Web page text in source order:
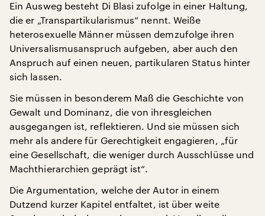
Ein Ausweg besteht Di Blasi zufolge in einer Haltung,
die er „Transpartikularismus“ nennt. Weiße
heterosexuelle Männer müssen demzufolge ihren
Universalismusanspruch aufgeben, aber auch den
Anspruch auf einen neuen, partikularen Status hinter
sich lassen.
Sie müssen in besonderem Maß die Geschichte von
Gewalt und Dominanz, die von ihresgleichen
ausgegangen ist, reflektieren. Und sie müssen sich
mehr als andere für Gerechtigkeit engagieren, „für
eine Gesellschaft, die weniger durch Ausschlüsse und
Machthierarchien geprägt ist“.
Die Argumentation, welche der Autor in einem
Dutzend kurzer Kapitel entfaltet, ist über weite